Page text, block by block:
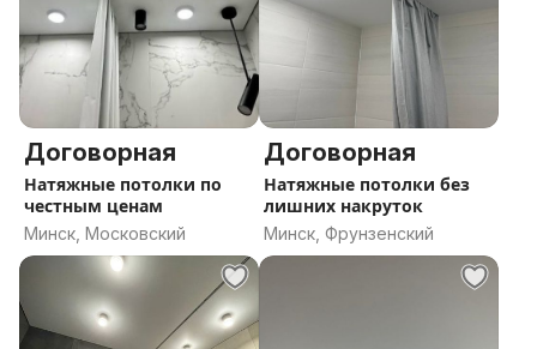
Договорная
Натяжные потолки по
честным ценам
Минск, Московский
Договорная
Натяжные потолки без
лишних накруток
Минск, Фрунзенский